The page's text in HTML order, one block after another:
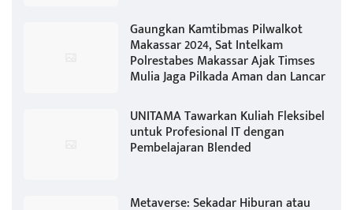
Gaungkan Kamtibmas Pilwalkot
Makassar 2024, Sat Intelkam
Polrestabes Makassar Ajak Timses
Mulia Jaga Pilkada Aman dan Lancar
UNITAMA Tawarkan Kuliah Fleksibel
untuk Profesional IT dengan
Pembelajaran Blended
Metaverse: Sekadar Hiburan atau